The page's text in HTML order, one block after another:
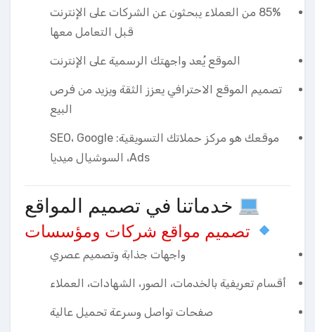
85% من العملاء يبحثون عن الشركات على الإنترنت
قبل التعامل معها
الموقع يُعد واجهتك الرسمية على الإنترنت
تصميم الموقع الاحترافي يعزز الثقة ويزيد من فرص
البيع
موقعك هو مركز حملاتك التسويقية: SEO، Google
Ads، السوشيال ميديا
خدماتنا في تصميم المواقع
تصميم مواقع شركات ومؤسسات
واجهات جذابة وتصميم عصري
أقسام تعريفية بالخدمات، الصور، الشهادات، العملاء
صفحات تواصل وسرعة تحميل عالية